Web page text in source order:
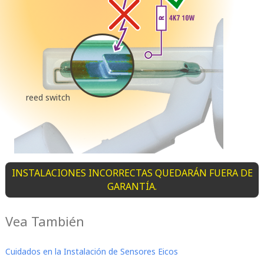
reed switch
INSTALACIONES INCORRECTAS QUEDARÁN FUERA DE
GARANTÍA.
Vea También
Cuidados en la Instalación de Sensores Eicos